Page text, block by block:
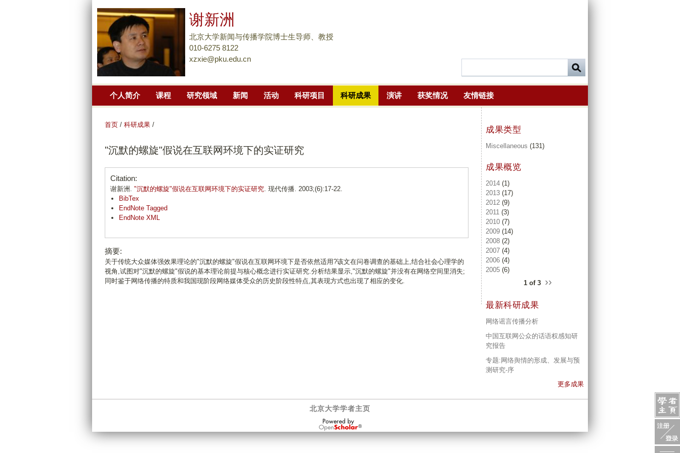
到
主
要
分
谢新洲
北京大学新闻与传播学院博士生导师、教授
010-6275 8122
xzxie@pku.edu.cn
个人简介 课程 研究领域 新闻 活动 科研项目 科研成果 演讲 获奖情况 友情链接
首页 / 科研成果 /
"沉默的螺旋"假说在互联网环境下的实证研究
Citation:
谢新洲. "沉默的螺旋"假说在互联网环境下的实证研究. 现代传播. 2003;(6):17-22.
BibTex
EndNote Tagged
EndNote XML
摘要:
关于传统大众媒体强效果理论的"沉默的螺旋"假说在互联网环境下是否依然适用?该文在问卷调查的基础上,结合社会心理学的
视角,试图对"沉默的螺旋"假说的基本理论前提与核心概念进行实证研究.分析结果显示,"沉默的螺旋"并没有在网络空间里消失;
同时鉴于网络传播的特质和我国现阶段网络媒体受众的历史阶段性特点,其表现方式也出现了相应的变化.
成果类型
Miscellaneous (131)
成果概览
2014 (1)
2013 (17)
2012 (9)
2011 (3)
2010 (7)
2009 (14)
2008 (2)
2007 (4)
2006 (4)
2005 (6)
1 of 3 ››
最新科研成果
网络谣言传播分析
中国互联网公众的话语权感知研
究报告
专题:网络舆情的形成、发展与预
测研究-序
更多成果
北京大学学者主页
OpenScholar